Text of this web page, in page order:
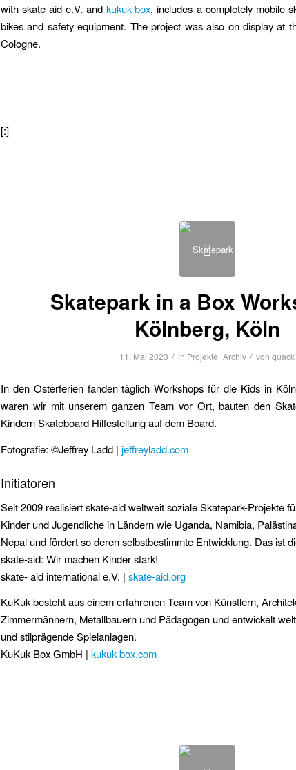
with skate-aid e.V. andkukuk-box, includes a completely mobile
bikes and safety equipment. The project was also on display at
Cologne.
[:]
Skatepark in a Box
Kölnberg, Köln
11. Mai 2023 / in Projekte_Archiv / von quack
In den Osterferien fanden täglich Workshops für die Kids in
waren wir mit unserem ganzen Team vor Ort, bauten den
Kindern Skateboard Hilfestellung auf dem Board.
Fotografie: ©Jeffrey Ladd | jeffreyladd.com
Initiatoren
Seit 2009 realisiert skate-aid weltweit soziale Skatepark-Projekte
Kinder und Jugendliche in Ländern wie Uganda, Namibia,
Nepal und fördert so deren selbstbestimmte Entwicklung. Das ist
skate-aid: Wir machen Kinder stark!
skate- aid international e.V. | skate-aid.org
KuKuk besteht aus einem erfahrenen Team von Künstlern,
Zimmermännern, Metallbauern und Pädagogen und entwickelt
und stilprägende Spielanlagen.
KuKuk Box GmbH | kukuk-box.com